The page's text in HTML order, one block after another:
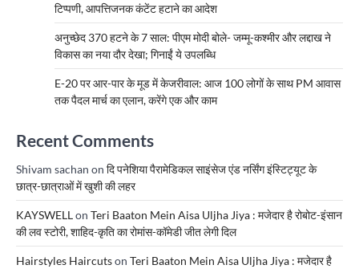
टिप्पणी, आपत्तिजनक कंटेंट हटाने का आदेश
अनुच्छेद 370 हटने के 7 साल: पीएम मोदी बोले- जम्मू-कश्मीर और लद्दाख ने
विकास का नया दौर देखा; गिनाईं ये उपलब्धि
E-20 पर आर-पार के मूड में केजरीवाल: आज 100 लोगों के साथ PM आवास
तक पैदल मार्च का एलान, करेंगे एक और काम
Recent Comments
Shivam sachan on दि पनेशिया पैरामेडिकल साइंसेज एंड नर्सिंग इंस्टिट्यूट के
छात्र-छात्राओं में खुशी की लहर
KAYSWELLon Teri Baaton Mein Aisa Uljha Jiya : मजेदार है रोबोट-इंसान
की लव स्टोरी, शाहिद-कृति का रोमांस-कॉमेडी जीत लेगी दिल
Hairstyles Haircutson Teri Baaton Mein Aisa Uljha Jiya : मजेदार है